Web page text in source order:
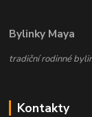
Bylinky Maya
tradiční rodinné
Kontakty